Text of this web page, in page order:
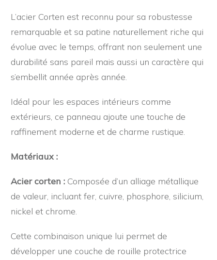
L’acier Corten est reconnu pour sa robustesse
remarquable et sa patine naturellement riche qui
évolue avec le temps, offrant non seulement une
durabilité sans pareil mais aussi un caractère qui
s’embellit année après année.
Idéal pour les espaces intérieurs comme
extérieurs, ce panneau ajoute une touche de
raffinement moderne et de charme rustique.
Matériaux :
Acier corten : Composée d’un alliage métallique
de valeur, incluant fer, cuivre, phosphore, silicium,
nickel et chrome.
Cette combinaison unique lui permet de
développer une couche de rouille protectrice